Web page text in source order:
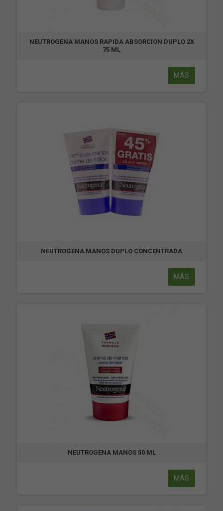
NEUTROGENA MANOS RAPIDA ABSORCION DUPLO 2X
75 ML
MÁS
NEUTROGENA MANOS DUPLO CONCENTRADA
MÁS
NEUTROGENA MANOS 50 ML
MÁS